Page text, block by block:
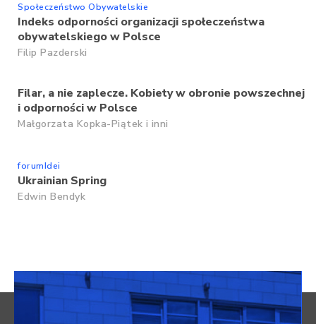
Społeczeństwo Obywatelskie
Indeks odporności organizacji społeczeństwa
obywatelskiego w Polsce
Filip Pazderski
Filar, a nie zaplecze. Kobiety w obronie powszechnej
i odporności w Polsce
Małgorzata Kopka-Piątek i inni
forumIdei
Ukrainian Spring
Edwin Bendyk